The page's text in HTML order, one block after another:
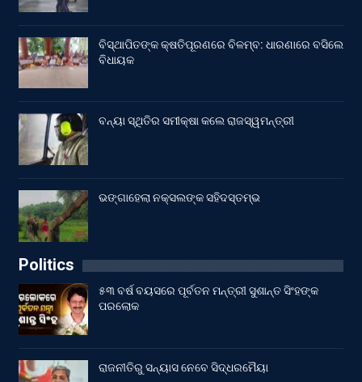
ବିସ୍ଥାପିତଙ୍କ କ୍ଷତିପୂରଣରେ ବିଳମ୍ବ: ଧାରଣାରେ ବସିଲେ
ବିଧାୟକ
ବନ୍ୟା ସ୍ଥିତିର ସମୀକ୍ଷା କଲେ ରାଜସ୍ୱମନ୍ତ୍ରୀ
ଭଙ୍ଗାହେଲା ନକ୍ସଲଙ୍କ ସହିଦସ୍ତମ୍ଭ
Politics
୫୩ ବର୍ଷ ବୟସରେ ପୂର୍ବତନ ମନ୍ତ୍ରୀ ସୁଶାନ୍ତ ସିଂହଙ୍କ
ପରଲୋକ
ରାଜନୀତିରୁ ସନ୍ୟାସ ନେବେ ସିଦ୍ଧରମୈୟା